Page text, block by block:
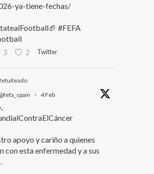
ya-tiene-fechas/
#FEFA
3 2 Twitter
· 4 Feb
apoyo y cariño a quienes
con esta enfermedad y a sus